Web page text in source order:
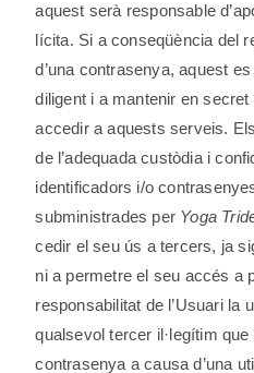
aquest serà responsable
lícita. Si a conseqüència del
d’una contrasenya, aquest
diligent i a mantenir en
accedir a aquests serveis.
de l’adequada custòdia i
identificadors i/o
subministrades per Yoga
cedir el seu ús a tercers, ja
ni a permetre el seu accés a
responsabilitat de l’Usuari la
qualsevol tercer il·legítim
contrasenya a causa d’una